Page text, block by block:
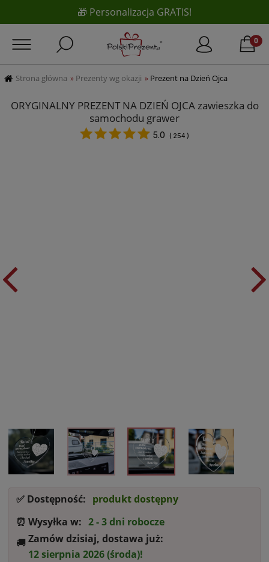
🎁 Personalizacja GRATIS!
Strona główna » Prezenty wg okazji » Prezent na Dzień Ojca
ORYGINALNY PREZENT NA DZIEŃ OJCA zawieszka do
samochodu grawer
5.0 ( 254 )
✅ Dostępność: produkt dostępny
⏰ Wysyłka w: 2 - 3 dni robocze
🚚‎ ‎Zamów dzisiaj, dostawa już:
12 sierpnia 2026 (środa)!